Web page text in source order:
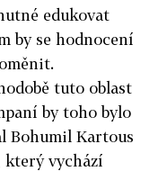
edukovat
by se hodnocení
tuto oblast
by toho bylo
Bohumil Kartous
který vychází